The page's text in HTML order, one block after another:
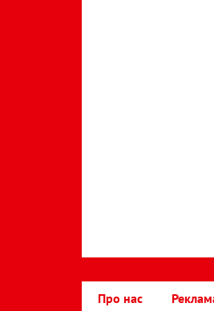
Про нас